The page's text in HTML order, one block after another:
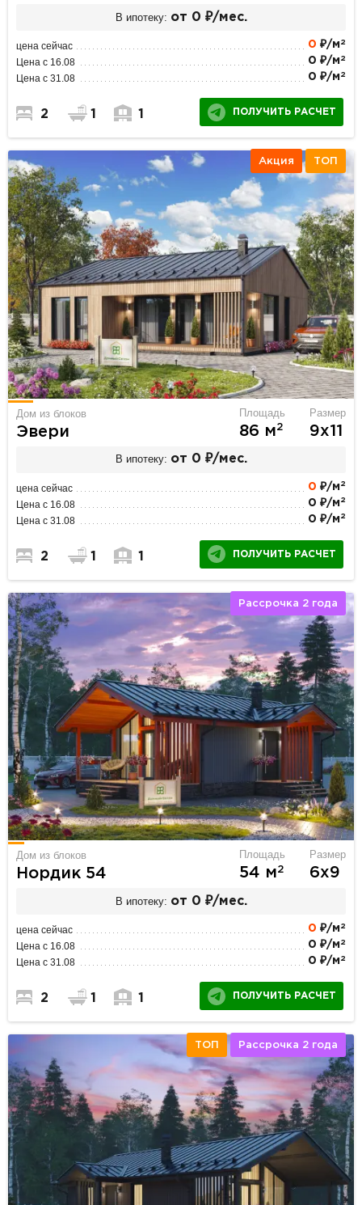
В ипотеку: от 0 ₽/мес.
цена сейчас 0 ₽/м 2
Цена с 16.08 0 ₽/м 2
Цена с 31.08 0 ₽/м 2
2 1 1 ПОЛУЧИТЬ РАСЧЕТ
Акция ТОП
Дом из блоков
Эвери
Площадь
86 м2
Размер
9х11
В ипотеку: от 0 ₽/мес.
цена сейчас 0 ₽/м 2
Цена с 16.08 0 ₽/м 2
Цена с 31.08 0 ₽/м 2
2 1 1 ПОЛУЧИТЬ РАСЧЕТ
Рассрочка 2 года
Дом из блоков
Нордик 54
Площадь
54 м2
Размер
6х9
В ипотеку: от 0 ₽/мес.
цена сейчас 0 ₽/м 2
Цена с 16.08 0 ₽/м 2
Цена с 31.08 0 ₽/м 2
2 1 1 ПОЛУЧИТЬ РАСЧЕТ
ТОП Рассрочка 2 года